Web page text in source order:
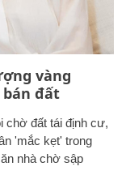
vàng
đất
chờ đất tái định cư,
'mắc kẹt' trong
nhà chờ sập